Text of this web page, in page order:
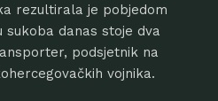
rezultirala je pobjedom
sukoba danas stoje dva
podsjetnik na
vojnika.